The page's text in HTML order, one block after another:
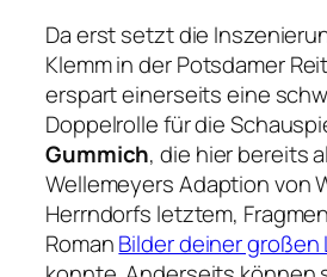
Da erst setzt die
Klemm in der Potsdamer
erspart einerseits eine
Doppelrolle für die
Gummich, die hier bereits
Wellemeyers Adaption von
Herrndorfs letztem,
RomanBilder deiner großen